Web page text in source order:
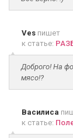
Ves пишет
к статье:
Доброго! На
мясо!?
Василиса
к статье: